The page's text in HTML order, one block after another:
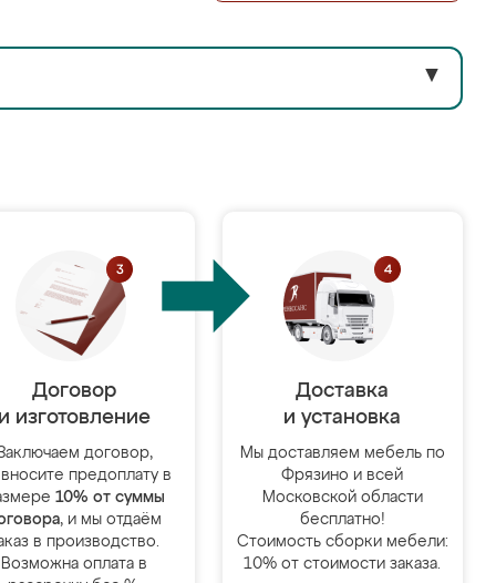
▼
Договор
изготовление
договор,
предоплату в
10% от суммы
, и мы отдаём
в производство.
Возможна оплата в
Доставка
и установка
Мы доставляем мебель по
Фрязино и всей
Московской области
бесплатно!
Стоимость сборки мебели:
10% от стоимости заказа.